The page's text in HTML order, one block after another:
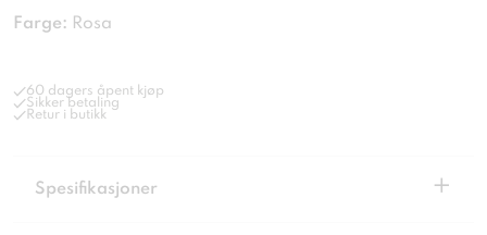
Farge: Rosa
60 dagers åpent kjøp
Sikker betaling
Retur i butikk
Spesifikasjoner +